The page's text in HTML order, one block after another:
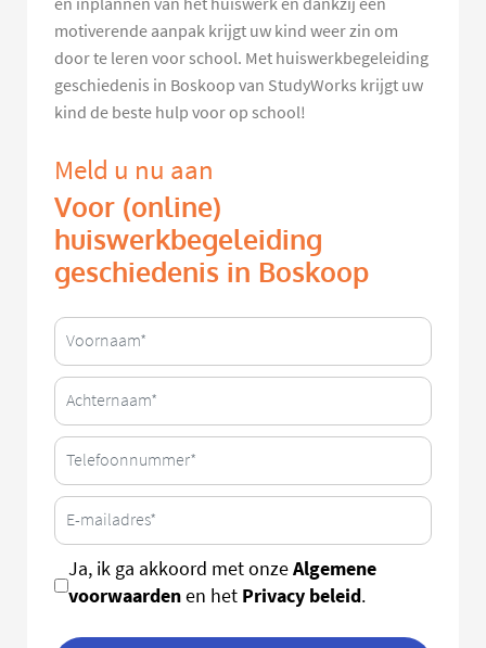
motiverende aanpak krijgt uw kind weer zin om
door te leren voor school. Met huiswerkbegeleiding
geschiedenis in Boskoop van StudyWorks krijgt uw
kind de beste hulp voor op school!
Meld u nu aan
Voor (online)
huiswerkbegeleiding
geschiedenis in Boskoop
Ja, ik ga akkoord met onzeAlgemene
voorwaardenen het Privacy beleid.